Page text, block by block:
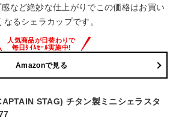
など絶妙な仕上がりでこの価格はお買い
るシェラカップです。
Amazonで見る
STAG) チタン製ミニシェラスタ